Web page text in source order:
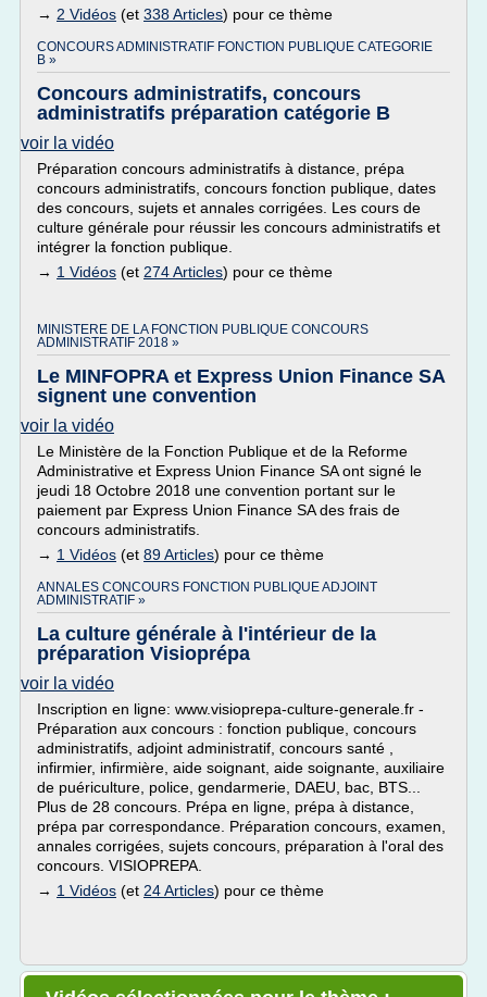
→ 2 Vidéos (et 338 Articles) pour ce thème
CONCOURS ADMINISTRATIF FONCTION PUBLIQUE CATEGORIE
B »
Concours administratifs, concours
administratifs préparation catégorie B
voir la vidéo
Préparation concours administratifs à distance, prépa
concours administratifs, concours fonction publique, dates
des concours, sujets et annales corrigées. Les cours de
culture générale pour réussir les concours administratifs et
intégrer la fonction publique.
→ 1 Vidéos (et 274 Articles) pour ce thème
MINISTERE DE LA FONCTION PUBLIQUE CONCOURS
ADMINISTRATIF 2018 »
Le MINFOPRA et Express Union Finance SA
signent une convention
voir la vidéo
Le Ministère de la Fonction Publique et de la Reforme
Administrative et Express Union Finance SA ont signé le
jeudi 18 Octobre 2018 une convention portant sur le
paiement par Express Union Finance SA des frais de
concours administratifs.
→ 1 Vidéos (et 89 Articles) pour ce thème
ANNALES CONCOURS FONCTION PUBLIQUE ADJOINT
ADMINISTRATIF »
La culture générale à l'intérieur de la
préparation Visioprépa
voir la vidéo
Inscription en ligne: www.visioprepa-culture-generale.fr -
Préparation aux concours : fonction publique, concours
administratifs, adjoint administratif, concours santé ,
infirmier, infirmière, aide soignant, aide soignante, auxiliaire
de puériculture, police, gendarmerie, DAEU, bac, BTS...
Plus de 28 concours. Prépa en ligne, prépa à distance,
prépa par correspondance. Préparation concours, examen,
annales corrigées, sujets concours, préparation à l'oral des
concours. VISIOPREPA.
→ 1 Vidéos (et 24 Articles) pour ce thème